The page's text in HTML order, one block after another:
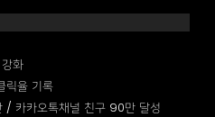
화
릭율 기록
/ 카카오톡채널 친구 90만 달성